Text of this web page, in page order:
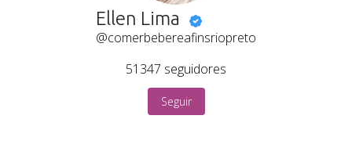
Ellen Lima
@comerbebereafinsriopreto
51347 seguidores
Seguir